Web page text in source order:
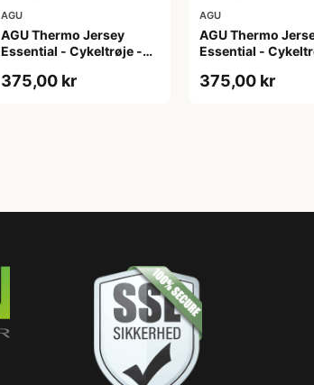
AGU
AGU Thermo Jersey
Essential - Cykeltrøje -
375,00 kr
AGU
AGU Thermo
Essential -
M
375,00 kr